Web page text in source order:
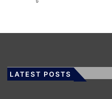
LATEST POSTS